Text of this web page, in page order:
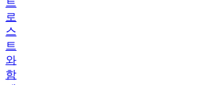
스
트
와
함
께
하